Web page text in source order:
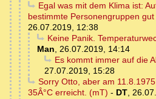
Egal was mit dem Klima ist:
bestimmte Personengruppen gut
26.07.2019, 12:38
Keine Panik.
Man, 26.07.2019, 14:14
Es kommt immer auf die
27.07.2019, 15:28
Sorry Otto, aber am
35Â°C erreicht. (mT) - DT,